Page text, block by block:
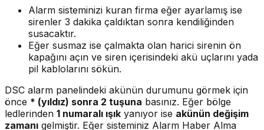
Alarm sisteminizi kuran firma eğer ayarlamış ise
sirenler 3 dakika çaldıktan sonra kendiliğinden
susacaktır.
Eğer susmaz ise çalmakta olan harici sirenin ön
kapağını açın ve siren içerisindeki akü uçlarını yada
pil kablolarını sökün.
DSC alarm panelindeki akünün durumunu görmek için
önce * (yıldız) sonra 2 tuşuna basınız. Eğer bölge
ledlerinden 1 numaralı ışık yanıyor ise akünün değişim
zamanı gelmiştir. Eğer sisteminiz Alarm Haber Alma